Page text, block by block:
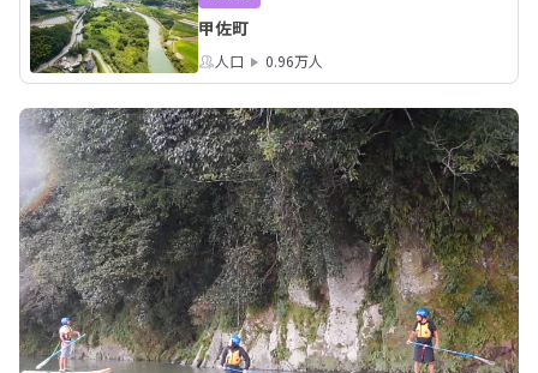
甲佐町
人口 0.96万人